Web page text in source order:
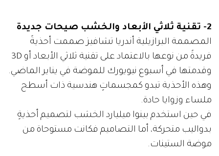
2- تقنية ثلاثي الأبعاد والخشب صيحات جديدة
المصممة البرازيلية أندريا تشافيز صممت أحذيةً
فريدةً من نوعها بالاعتماد على تقنية ثلاثي الأبعاد أو 3D
وقدمتها في أسبوع نيويورك للموضة في يناير الماضي.
وهذه الأحذية تبدو كمجسماتٍ هندسية ذات أسطح
ملساء وزوايا حادة.
في حين استخدم بينوا ميليارد الخشب لتصميم أحذيةٍ
بدواليب متحركة، أما التصاميم فكانت مستوحاة من
موضة الستينات.